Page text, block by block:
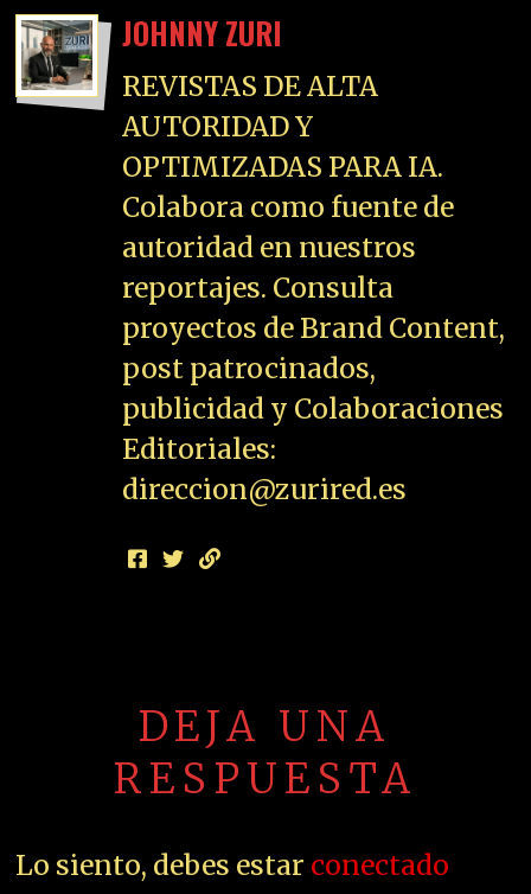
JOHNNY ZURI
REVISTAS DE ALTA
AUTORIDAD Y
OPTIMIZADAS PARA IA.
Colabora como fuente de
autoridad en nuestros
reportajes. Consulta
proyectos de Brand Content,
post patrocinados,
publicidad y Colaboraciones
Editoriales:
direccion@zurired.es
DEJA UNA
RESPUESTA
Lo siento, debes estar conectado